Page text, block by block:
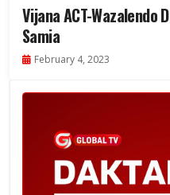
Vijana ACT-Wazalendo
Samia
February 4, 2023